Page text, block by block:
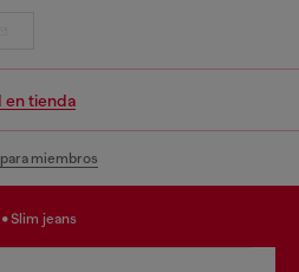
en tienda
miembros
slim jeans